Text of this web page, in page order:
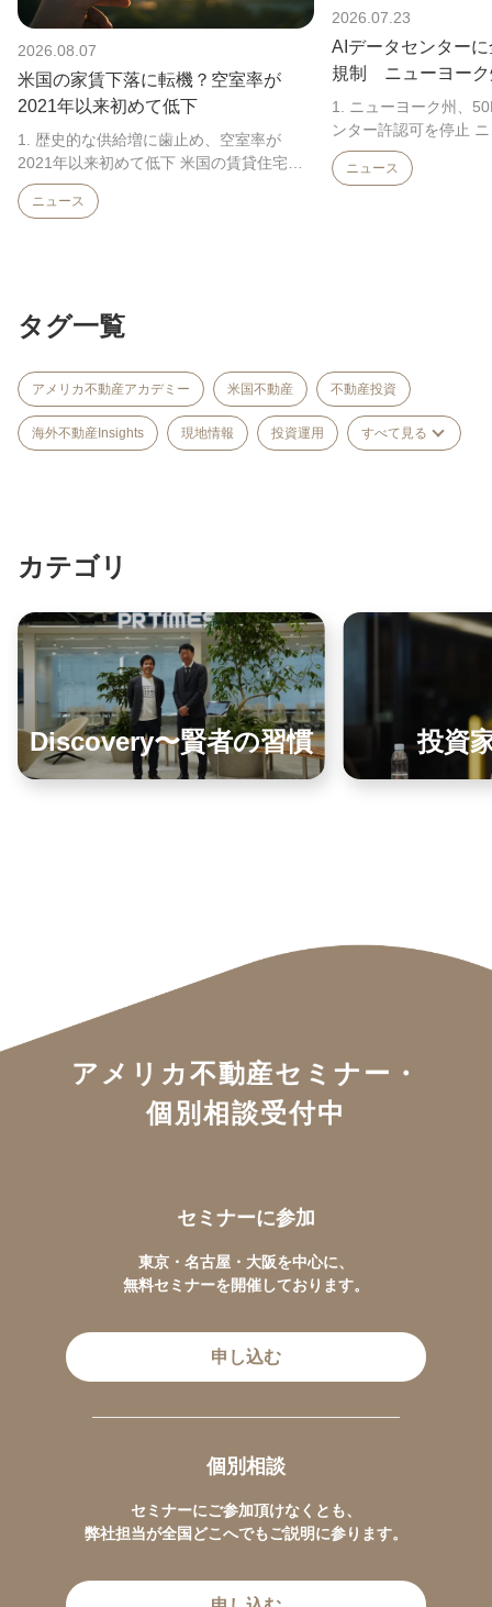
2026.08.07
米国の家賃下落に転機？空室率が
2021年以来初めて低下
1. 歴史的な供給増に歯止め、空室率が
2021年以来初めて低下 米国の賃貸住宅市
場に、長く続いた需給悪化が止まり始めた
可…ニュース
2026.07.23
AIデータセンター
規制 ニューヨーク
めた理由
1. ニューヨーク州、
ンター許認可を停止
シー・ホークル知事
ニュース
タグ一覧
アメリカ不動産アカデミー 米国不動産 不動産投資
海外不動産Insights 現地情報 投資運用 すべて見る
カテゴリ
Discovery〜賢者の習慣 投資
アメリカ不動産セミナー・
個別相談受付中
セミナーに参加
東京・名古屋・大阪を中心に、
無料セミナーを開催しております。
申し込む
個別相談
セミナーにご参加頂けなくとも、
弊社担当が全国どこへでもご説明に参ります。